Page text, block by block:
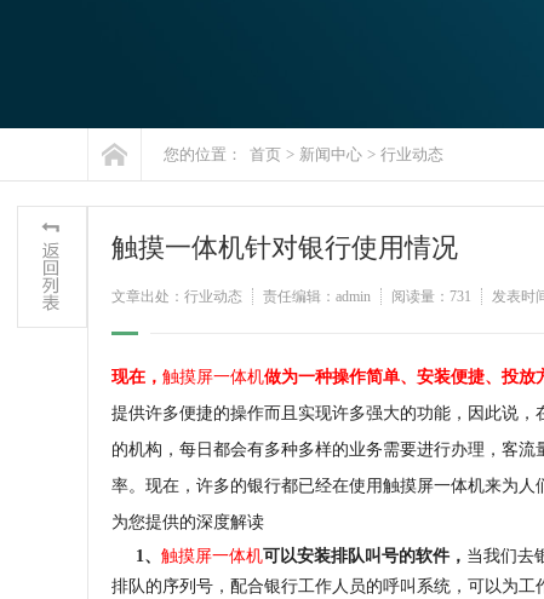
您的位置： 首页 > 新闻中心 > 行业动态
触摸一体机针对银行使用情况
文章出处：行业动态 责任编辑：admin 阅读量：731 发表时
现在， 触摸屏一体机做为一种操作简单、安装便捷、投放
提供许多便捷的操作而且实现许多强大的功能，因此说
的机构，每日都会有多种多样的业务需要进行办理，客
率。现在，许多的银行都已经在使用触摸屏一体机来为
为您提供的深度解读
1、 触摸屏一体机可以安装排队叫号的软件， 当我们去
排队的序列号，配合银行工作人员的呼叫系统，可以为工